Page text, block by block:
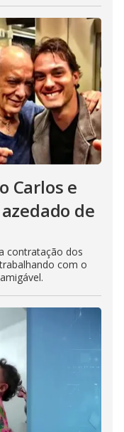
Carlos e
de
contratação dos
com o